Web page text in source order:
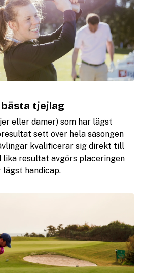
tjejlag
eller damer) som har lägst
sett över hela säsongen
kvalificerar sig direkt till
lika resultat avgörs placeringen
lägst handicap.